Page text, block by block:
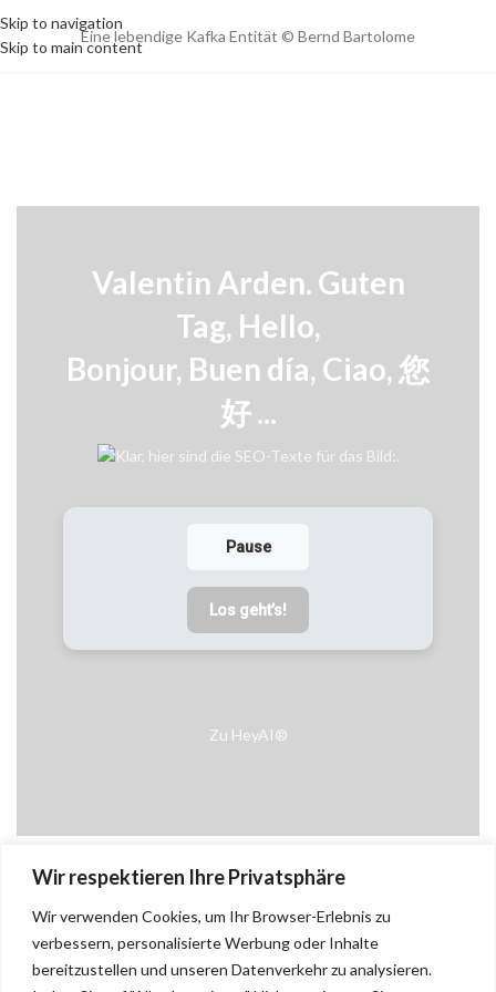
Wir respektieren Ihre Privatsphäre
Wir verwenden Cookies, um Ihr Browser-Erlebnis zu
verbessern, personalisierte Werbung oder Inhalte
bereitzustellen und unseren Datenverkehr zu analysieren.
Skip to navigation
Skip to main content
Eine lebendige Kafka Entität © Bernd Bartolome
Valentin Arden. Guten
Tag, Hello,
Bonjour, Buen día, Ciao, 您
好 ...
Pause
Los geht’s!
Zu HeyAI®